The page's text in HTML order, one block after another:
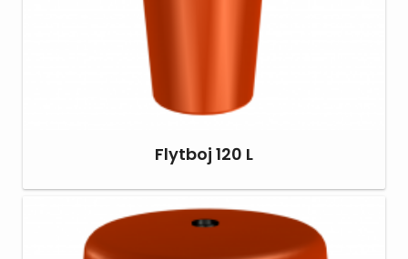
Flytboj 120 L